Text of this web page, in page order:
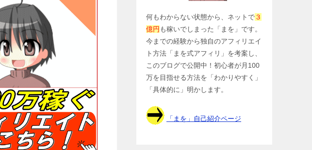
何もわからない状態から、ネットで３
億円 も稼いでしまった「まを」です。
今までの経験から独自のアフィリエイ
ト方法「まを式アフィリ」を考案し、
このブログで公開中！初心者が月100
万を目指せる方法を「わかりやすく」
「具体的に」明かします。
「まを」自己紹介ページ